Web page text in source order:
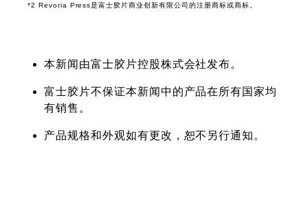
*2 Revoria Press是富士胶片商业创新有限公司的注册商标或商标。
本新闻由富士胶片控股株式会社发布。
富士胶片不保证本新闻中的产品在所有国家均
有销售。
产品规格和外观如有更改，恕不另行通知。